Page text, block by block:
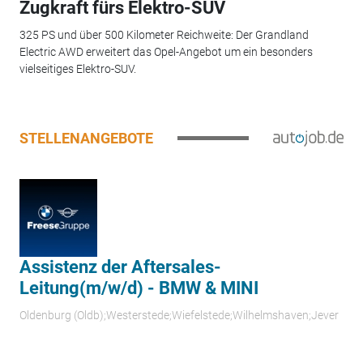
Zugkraft fürs Elektro-SUV
325 PS und über 500 Kilometer Reichweite: Der Grandland
Electric AWD erweitert das Opel-Angebot um ein besonders
vielseitiges Elektro-SUV.
STELLENANGEBOTE
Assistenz der Aftersales-
Leitung(m/w/d) - BMW & MINI
Oldenburg (Oldb);Westerstede;Wiefelstede;Wilhelmshaven;Jever